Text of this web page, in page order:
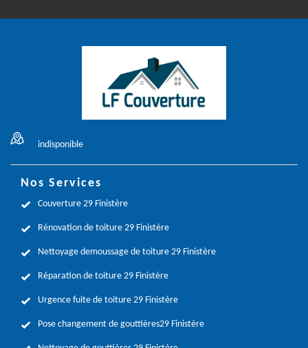
indisponible
Nos Services
Couverture 29 Finistère
Rénovation de toiture 29 Finistère
Nettoyage demoussage de toiture 29 Finistère
Réparation de toiture 29 Finistère
Urgence fuite de toiture 29 Finistère
Pose changement de gouttières29 Finistère